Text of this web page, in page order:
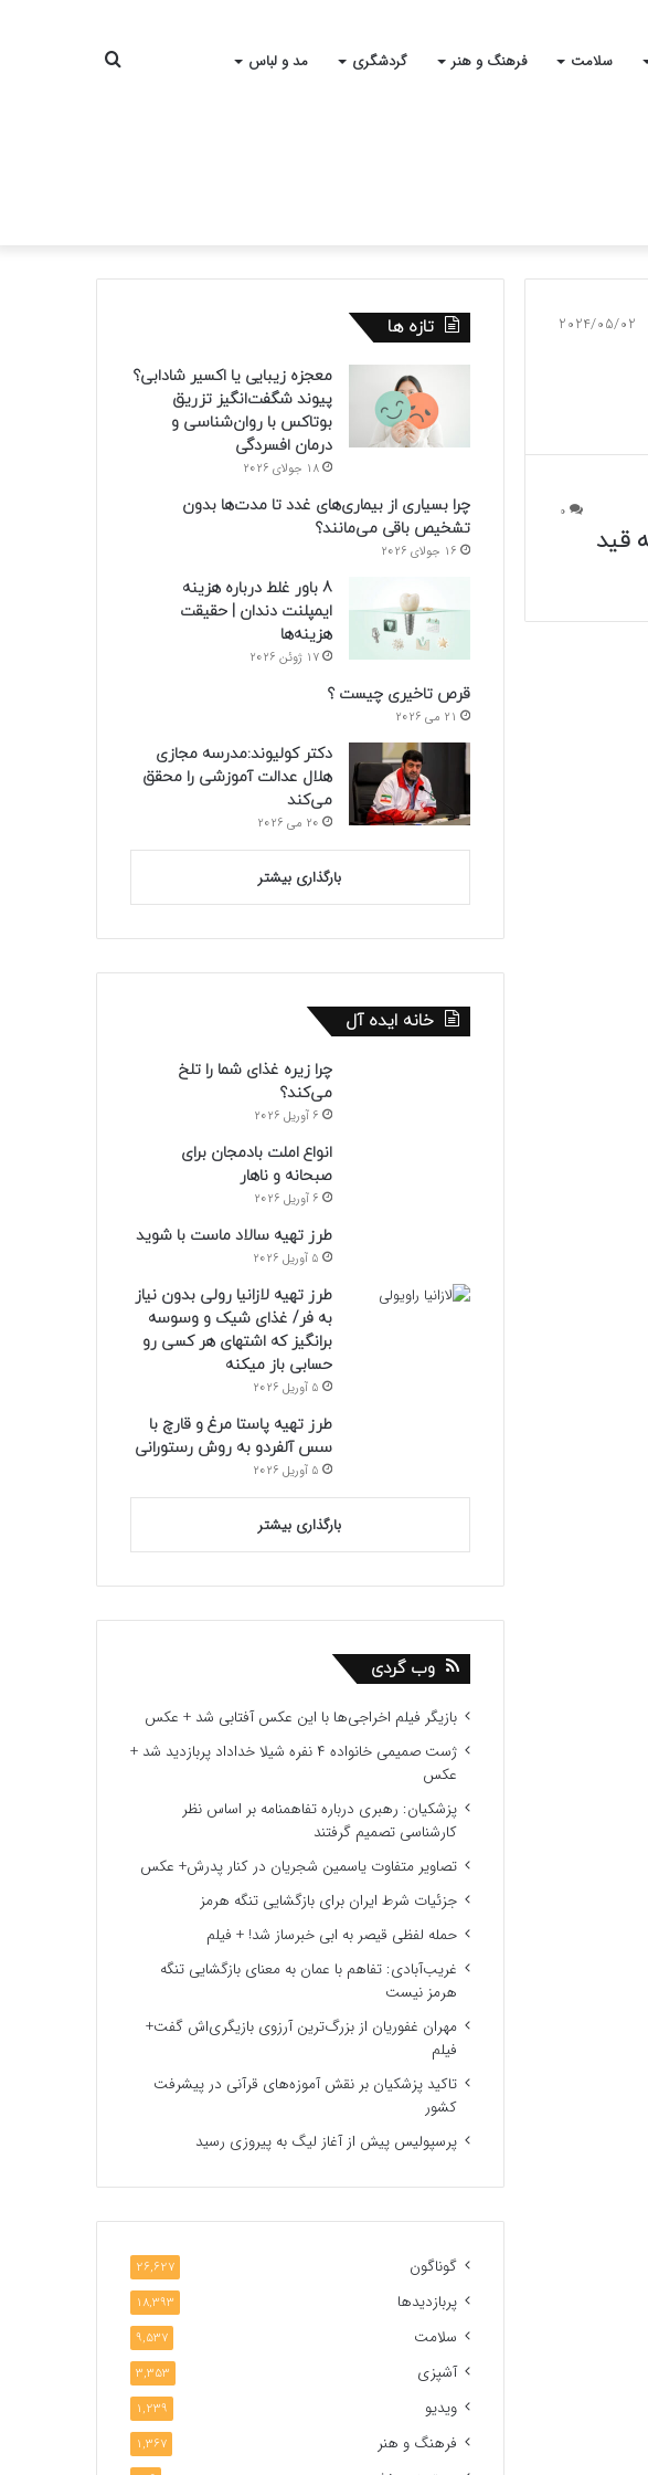
سلامت فرهنگ و هنر گردشگری مد و لباس جستجو
2024/05/02
0
قید
تازه ها
معجزه زیبایی یا اکسیر شادابی؟
پیوند شگفت‌انگیز تزریق
بوتاکس با روان‌شناسی و
درمان افسردگی
18 جولای 2026
چرا بسیاری از بیماری‌های غدد تا مدت‌ها بدون
تشخیص باقی می‌مانند؟
16 جولای 2026
8 باور غلط درباره هزینه
ایمپلنت دندان | حقیقت
هزینه‌ها
17 ژوئن 2026
قرص تاخیری چیست ؟
21 می 2026
دکتر کولیوند:مدرسه مجازی
هلال عدالت آموزشی را محقق
می‌کند
20 می 2026
بارگذاری بیشتر
خانه ایده آل
چرا زیره غذای شما را تلخ
می‌کند؟
6 آوریل 2026
انواع املت بادمجان برای
صبحانه و ناهار
6 آوریل 2026
طرز تهیه سالاد ماست با شوید
5 آوریل 2026
طرز تهیه لازانیا رولی بدون نیاز
به فر/ غذای شیک و وسوسه
برانگیز که اشتهای هر کسی رو
حسابی باز میکنه
5 آوریل 2026
طرز تهیه پاستا مرغ و قارچ با
سس آلفردو به روش رستورانی
5 آوریل 2026
بارگذاری بیشتر
وب گردی
بازیگر فیلم اخراجی‌ها با این عکس آفتابی شد + عکس
ژست صمیمی خانواده ۴ نفره شیلا خداداد پربازدید شد +
عکس
پزشکیان: رهبری درباره تفاهمنامه بر اساس نظر
کارشناسی تصمیم گرفتند
تصاویر متفاوت یاسمین شجریان در کنار پدرش+ عکس
جزئیات شرط ایران برای بازگشایی تنگه هرمز
حمله لفظی قیصر به ابی خبرساز شد! + فیلم
غریب‌آبادی: تفاهم با عمان به معنای بازگشایی تنگه
هرمز نیست
مهران غفوریان از بزرگ‌ترین آرزوی بازیگری‌اش گفت+
فیلم
تاکید پزشکیان بر نقش آموزه‌های قرآنی در پیشرفت
کشور
پرسپولیس پیش از آغاز لیگ به پیروزی رسید
گوناگون 26,627
پربازدیدها 18,393
سلامت 9,537
آشپزی 3,353
ویدیو 1,239
فرهنگ و هنر 1,367